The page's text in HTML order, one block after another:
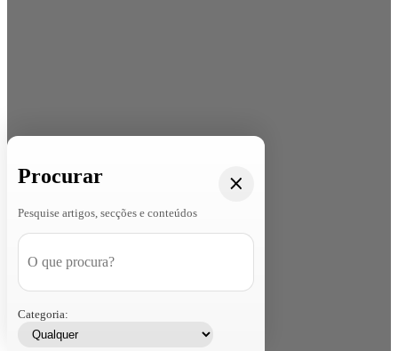
Procurar
Pesquise artigos, secções e conteúdos
Categoria: